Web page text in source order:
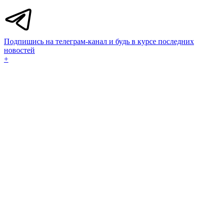
Подпишись на телеграм-канал и будь в курсе последних
новостей
+